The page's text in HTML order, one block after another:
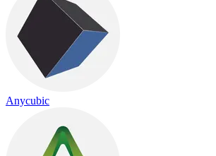
Anycubic